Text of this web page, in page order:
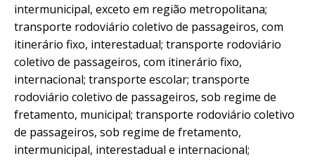
intermunicipal, exceto em região metropolitana;
transporte rodoviário coletivo de passageiros, com
itinerário fixo, interestadual; transporte rodoviário
coletivo de passageiros, com itinerário fixo,
internacional; transporte escolar; transporte
rodoviário coletivo de passageiros, sob regime de
fretamento, municipal; transporte rodoviário coletivo
de passageiros, sob regime de fretamento,
intermunicipal, interestadual e internacional;